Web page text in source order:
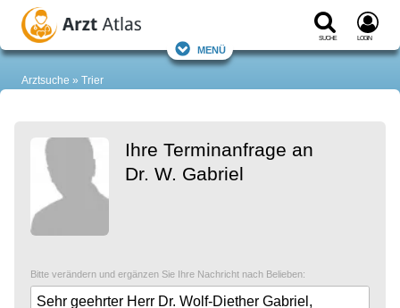
Suche Login
Menü
Arztsuche Trier
Ihre Terminanfrage an
Dr. W. Gabriel
Bitte verändern und ergänzen Sie Ihre Nachricht nach Belieben: